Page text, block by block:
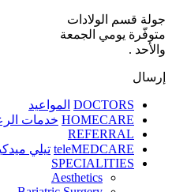
جولة قسم الولادات
متوفّرة يومي الجمعة
والأحد .
إرسال
DOCTORS المواعيد
HOMECARE خدمات
REFERRAL
teleMEDCARE تيلي
SPECIALITIES
Aesthetics